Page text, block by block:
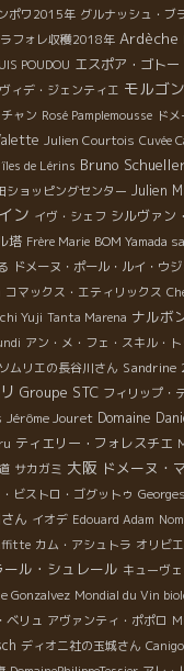
ポワ2015年 グルナッシュ・ブ
ラフォレ収穫2018年 Ardèche
POUDOU エスポア・ゴトー
ィデ・ジェンティエ モルゴ
ャン Rosé Pamplemousse ド
Julien Courtois Cuvée
îles de Lérins Bruno
ショッピングセンター Julien
ン イヴ・シェフ シルヴァン
塔 Frère Marie BOM Yamada
ドメーヌ・ポール・ルイ・ウ
コマックス・エティリックス
Yuji Tanta Marena ナルボ
アン・メ・フェ・スキル・
ムリエの長谷川さん Sandrine
Groupe STC フィリップ・
Jérôme Jouret Domaine
ティエリー・フォレスチエ
サカガミ 大阪 ドメーヌ・
ビストロ・ゴグットゥ
ん イオデ Edouard Adam
カム・アシュトラ オリビ
ル・シュレール キューヴ
Gonzalvez Mondial du Vin
ベリュ アヴァンティ・ポポロ
ディオニ社の玉城さん